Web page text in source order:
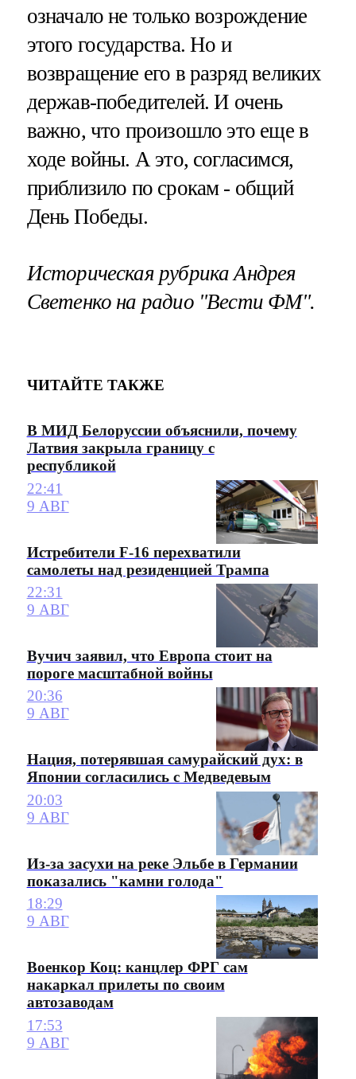
означало не только возрождение
этого государства. Но и
возвращение его в разряд великих
держав-победителей. И очень
важно, что произошло это еще в
ходе войны. А это, согласимся,
приблизило по срокам - общий
День Победы.
Историческая рубрика Андрея
Светенко на радио "Вести ФМ".
ЧИТАЙТЕ ТАКЖЕ
В МИД Белоруссии объяснили, почему
Латвия закрыла границу с
республикой
22:41
9 АВГ
Истребители F-16 перехватили
самолеты над резиденцией Трампа
22:31
9 АВГ
Вучич заявил, что Европа стоит на
пороге масштабной войны
20:36
9 АВГ
Нация, потерявшая самурайский дух: в
Японии согласились с Медведевым
20:03
9 АВГ
Из-за засухи на реке Эльбе в Германии
показались "камни голода"
18:29
9 АВГ
Военкор Коц: канцлер ФРГ сам
накаркал прилеты по своим
автозаводам
17:53
9 АВГ